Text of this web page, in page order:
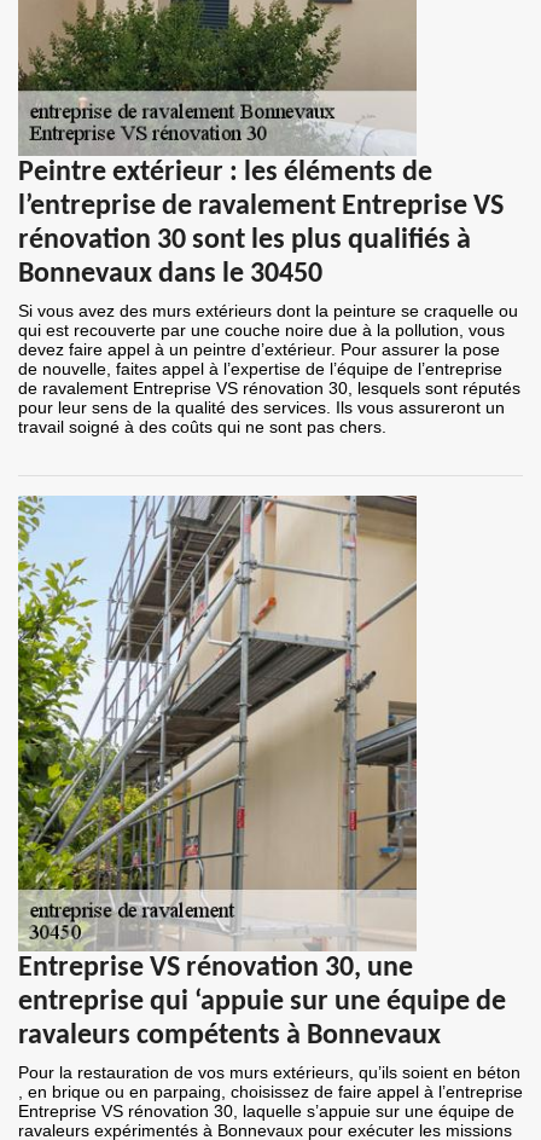
Peintre extérieur : les éléments de
l’entreprise de ravalement Entreprise VS
rénovation 30 sont les plus qualifiés à
Bonnevaux dans le 30450
Si vous avez des murs extérieurs dont la peinture se craquelle ou
qui est recouverte par une couche noire due à la pollution, vous
devez faire appel à un peintre d’extérieur. Pour assurer la pose
de nouvelle, faites appel à l’expertise de l’équipe de l’entreprise
de ravalement Entreprise VS rénovation 30, lesquels sont réputés
pour leur sens de la qualité des services. Ils vous assureront un
travail soigné à des coûts qui ne sont pas chers.
Entreprise VS rénovation 30, une
entreprise qui ‘appuie sur une équipe de
ravaleurs compétents à Bonnevaux
Pour la restauration de vos murs extérieurs, qu’ils soient en béton
, en brique ou en parpaing, choisissez de faire appel à l’entreprise
Entreprise VS rénovation 30, laquelle s’appuie sur une équipe de
ravaleurs expérimentés à Bonnevaux pour exécuter les missions